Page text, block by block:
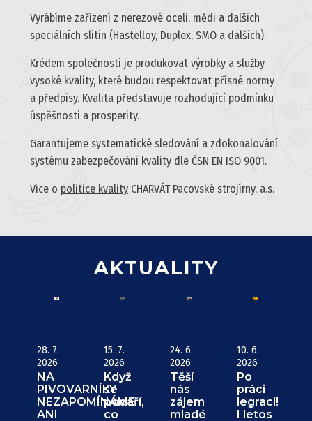
Vyrábíme zařízení z nerezové oceli, mědi a dalších
speciálních slitin (Hastelloy, Duplex, SMO a dalších).
Krédem společnosti je produkovat výrobky a služby
vysoké kvality, které budou respektovat přísné normy
a předpisy. Kvalita představuje rozhodující podmínku
úspěšnosti a prosperity.
Garantujeme systematické sledování a zdokonalování
systému zabezpečování kvality dle ČSN EN ISO 9001.
Více o politice kvality CHARVÁT Pacovské strojírny, a.s.
AKTUALITY
28. 7.
2026
NA
PIVOVARNÍKY
NEZAPOMÍNÁME
ANI
15. 7.
2026
Když
se
podaří,
co
24. 6.
2026
Těší
nás
zájem
mladé
10. 6.
2026
Po
práci
legraci!
I letos